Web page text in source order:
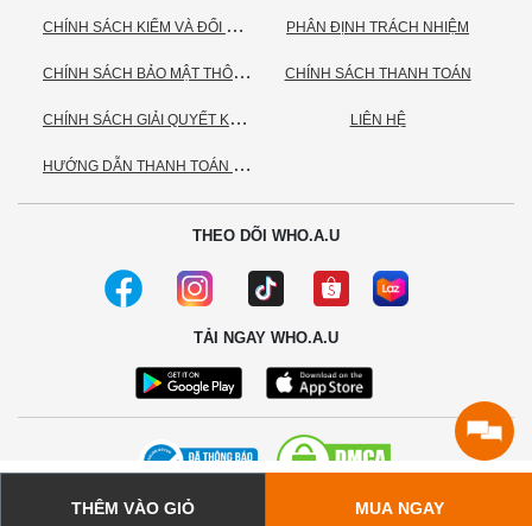
THÊM VÀO GIỎ MUA NGAY
C
HÍNH SÁCH KIỂM VÀ ĐỔI TRẢ HÀNG
C
HÍNH SÁCH BẢO MẬT THÔNG TIN CÁ NHÂN
C
HÍNH SÁCH GIẢI QUYẾT KHIẾU NẠI
H
ƯỚNG DẪN THANH TOÁN VNPAY
PHÂN ĐỊNH TRÁCH NHIỆM
CHÍNH SÁCH THANH TOÁN
LIÊN HỆ
THEO DÕI WHO.A.U
TẢI NGAY WHO.A.U
© 2020 - Bản quyền thuộc về Công ty TNHH TC Commerce